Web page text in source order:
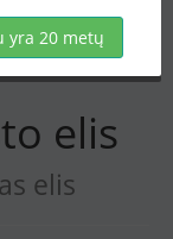
elis
elis
yra 20 metų